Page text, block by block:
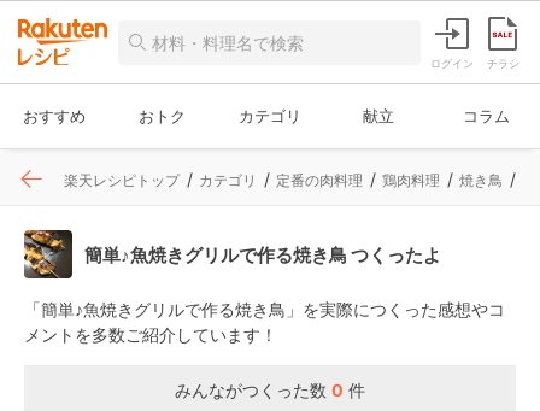
ログイン チラシ
おすすめ おトク カテゴリ 献立 コラム
楽天レシピトップ カテゴリ 定番の肉料理 鶏肉料理 焼き鳥
簡単♪魚焼きグリルで作る焼き鳥 つくったよ
「簡単♪魚焼きグリルで作る焼き鳥」を実際につくった感想やコ
メントを多数ご紹介しています！
みんながつくった数 0 件